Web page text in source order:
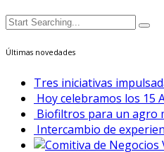
Últimas novedades
Tres iniciativas
Hoy celebramos los 15
Biofiltros para un agro
Intercambio de